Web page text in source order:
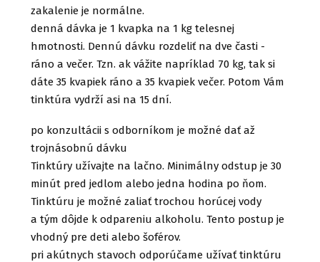
zakalenie je normálne.
denná dávka je 1 kvapka na 1 kg telesnej
hmotnosti. Dennú dávku rozdeliť na dve časti -
ráno a večer. Tzn. ak vážite napríklad 70 kg, tak si
dáte 35 kvapiek ráno a 35 kvapiek večer. Potom Vám
tinktúra vydrží asi na 15 dní.
po konzultácii s odborníkom je možné dať až
trojnásobnú dávku
Tinktúry užívajte na lačno. Minimálny odstup je 30
minút pred jedlom alebo jedna hodina po ňom.
Tinktúru je možné zaliať trochou horúcej vody
a tým dôjde k odpareniu alkoholu. Tento postup je
vhodný pre deti alebo šoférov.
pri akútnych stavoch odporúčame užívať tinktúru